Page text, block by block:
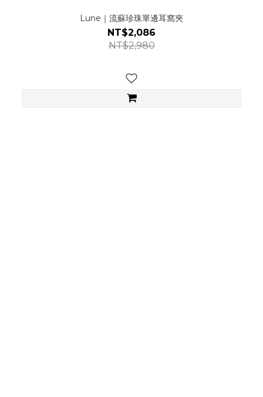
Lune｜流蘇珍珠單邊耳窩夾
NT$2,086
NT$2,980